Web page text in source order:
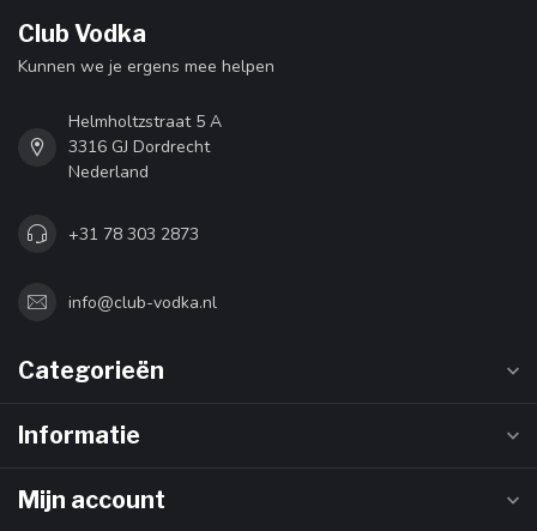
Club Vodka
Kunnen we je ergens mee helpen
Helmholtzstraat 5 A
3316 GJ Dordrecht
Nederland
+31 78 303 2873
info@club-vodka.nl
Categorieën
Informatie
Mijn account